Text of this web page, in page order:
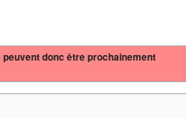
donc être prochainement